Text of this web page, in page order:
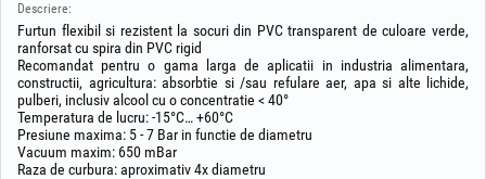
Descriere:
Furtun flexibil si rezistent la socuri din PVC transparent de culoare verde,
ranforsat cu spira din PVC rigid
Recomandat pentru o gama larga de aplicatii in industria alimentara,
constructii, agricultura: absorbtie si /sau refulare aer, apa si alte lichide,
pulberi, inclusiv alcool cu o concentratie < 40°
Temperatura de lucru: -15°C… +60°C
Presiune maxima: 5 - 7 Bar in functie de diametru
Vacuum maxim: 650 mBar
Raza de curbura: aproximativ 4x diametru